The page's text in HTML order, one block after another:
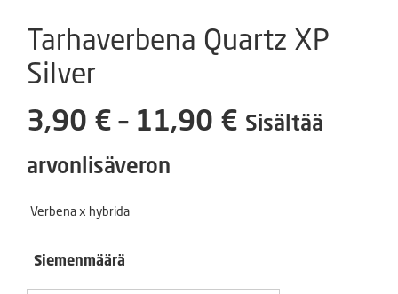
Tarhaverbena Quartz XP
Silver
3,90 € – 11,90 € Sisältää
arvonlisäveron
Verbena x hybrida
Siemenmäärä